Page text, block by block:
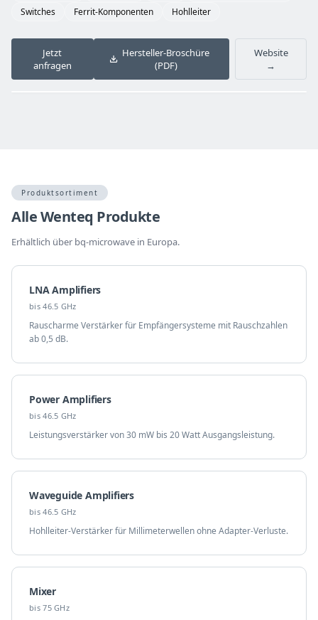
Switches
Ferrit-Komponenten Hohlleiter
Jetzt
anfragen
Hersteller-Broschüre
(PDF)
Website
→
Produktsortiment
Alle Wenteq Produkte
Erhältlich über bq-microwave in Europa.
LNA Amplifiers
bis 46.5 GHz
Rauscharme Verstärker für Empfängersysteme mit Rauschzahlen
ab 0,5 dB.
Power Amplifiers
bis 46.5 GHz
Leistungsverstärker von 30 mW bis 20 Watt Ausgangsleistung.
Waveguide Amplifiers
bis 46.5 GHz
Hohlleiter-Verstärker für Millimeterwellen ohne Adapter-Verluste.
Mixer
bis 75 GHz